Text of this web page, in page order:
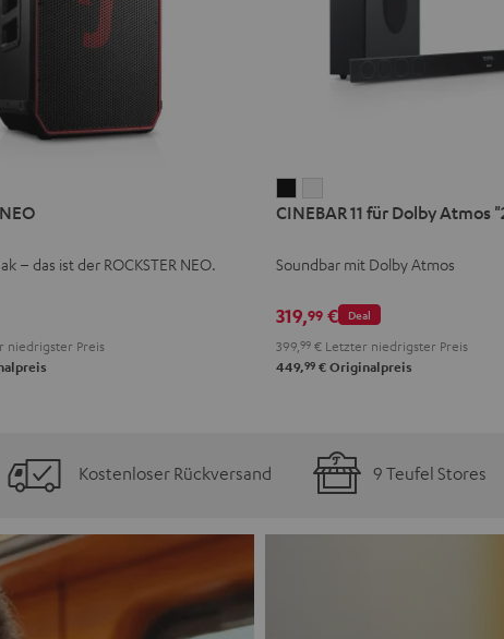
– das ist der ROCKSTER NEO.
niedrigster Preis
11
Dolby
"2.1-
Set"
Schwarz
11
Dolby
"2.1-
Set"
Weiß
CINEBAR 11 für Dolby Atmos
Soundbar mit Dolby Atmos
Deal
319,99 €
399, 99 € Letzter niedrigster Preis
449,99 € Originalpreis
Kostenloser Rückversand 9 Teufel Stores